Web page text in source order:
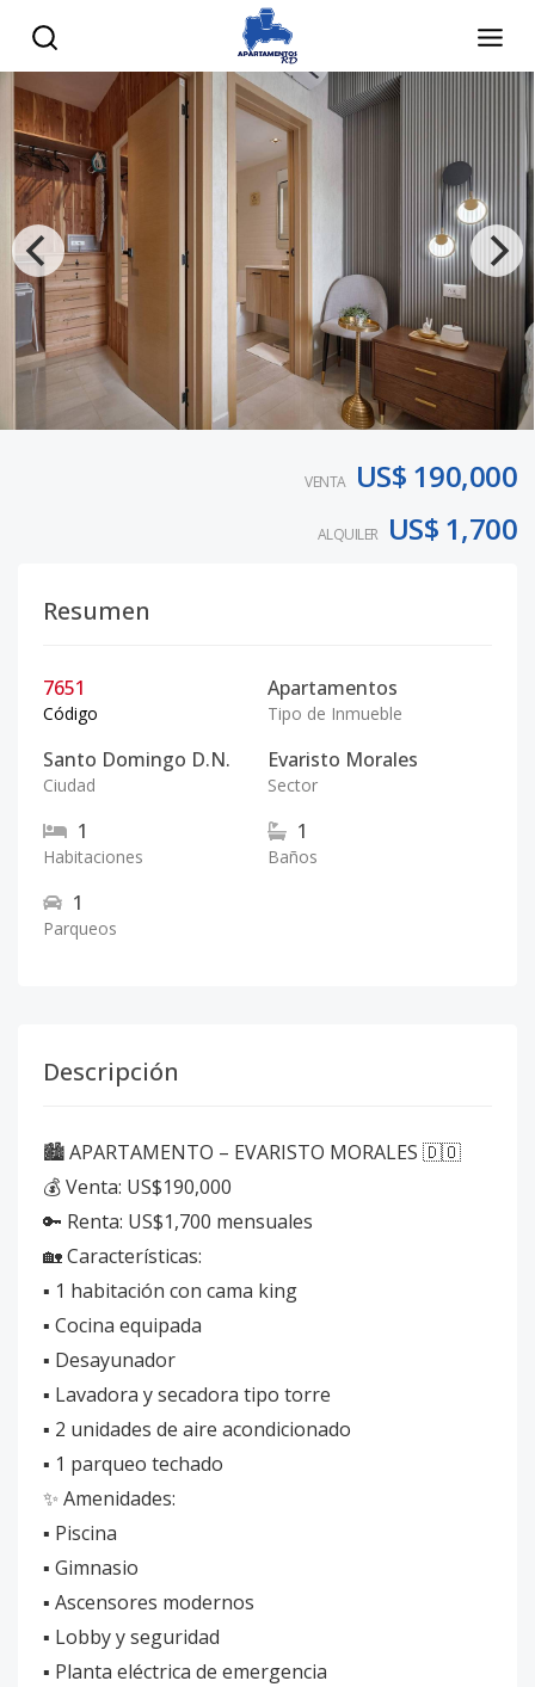
VENTA US$ 190,000
ALQUILER US$ 1,700
Resumen
7651
Código
Apartamentos
Tipo de Inmueble
Santo Domingo D.N.
Ciudad
Evaristo Morales
Sector
1
Habitaciones
1
Baños
1
Parqueos
Descripción
🏙️ APARTAMENTO – EVARISTO MORALES 🇩🇴
💰 Venta: US$190,000
🔑 Renta: US$1,700 mensuales
🏡 Características:
▪️ 1 habitación con cama king
▪️ Cocina equipada
▪️ Desayunador
▪️ Lavadora y secadora tipo torre
▪️ 2 unidades de aire acondicionado
▪️ 1 parqueo techado
✨ Amenidades:
▪️ Piscina
▪️ Gimnasio
▪️ Ascensores modernos
▪️ Lobby y seguridad
▪️ Planta eléctrica de emergencia